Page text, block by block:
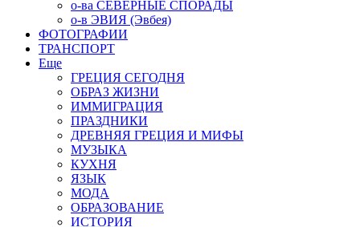
о-ва СЕВЕРНЫЕ СПОРАДЫ
о-в ЭВИЯ (Эвбея)
ФОТОГРАФИИ
ТРАНСПОРТ
Еще
ГРЕЦИЯ СЕГОДНЯ
ОБРАЗ ЖИЗНИ
ИММИГРАЦИЯ
ПРАЗДНИКИ
ДРЕВНЯЯ ГРЕЦИЯ И МИФЫ
МУЗЫКА
КУХНЯ
ЯЗЫК
МОДА
ОБРАЗОВАНИЕ
ИСТОРИЯ